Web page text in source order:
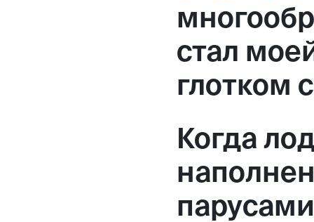
стал
глотком
Когда